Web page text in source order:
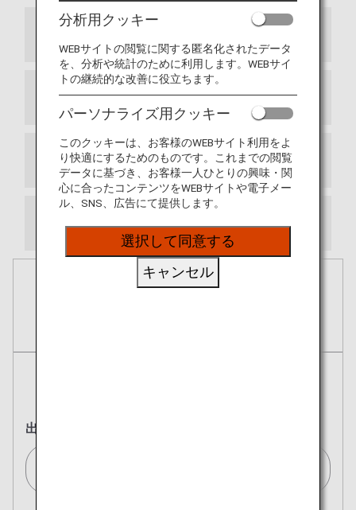
マイル合算方法について
AFAサービスのご利用方法
特典のご利用について
出発地
分析用クッキー
WEBサイトの閲覧に関する匿名化されたデータ
を、分析や統計のために利用します。WEBサイ
トの継続的な改善に役立ちます。
パーソナライズ用クッキー
このクッキーは、お客様のWEBサイト利用をよ
り快適にするためのものです。これまでの閲覧
データに基づき、お客様一人ひとりの興味・関
心に合ったコンテンツをWEBサイトや電子メー
ル、SNS、広告にて提供します。
選択して同意する
キャンセル